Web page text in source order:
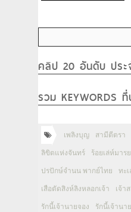
คลิป 20 อันดับ ประ
รวม KEYWORDS
เพลิงบุญ สามีตีตรา
ลิขิตแห่งจันทร์ ร้อยเล่ห์มาร
ปรปักษ์จำนน พากย์ไทย ทะ
เสือตัดสิงห์ลิงหลอกเจ้า เจ้า
รักนี้เจ้านายจอง รักนี้เจ้านา